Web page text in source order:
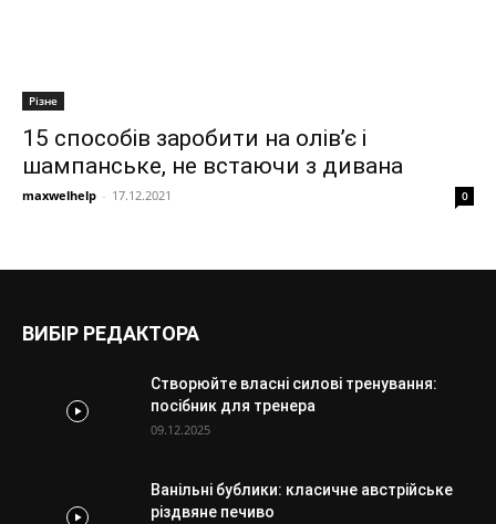
Різне
15 способів заробити на олів’є і
шампанське, не встаючи з дивана
maxwelhelp - 17.12.2021 0
ВИБІР РЕДАКТОРА
Створюйте власні силові тренування:
посібник для тренера
09.12.2025
Ванільні бублики: класичне австрійське
різдвяне печиво